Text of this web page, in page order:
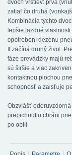
dvoch vrstiev: prvá
zatiaľ čo druhá
Kombinácia týchto
lepšie jazdné
opotrebení dezénu
II začíná druhý život.
fáze prevádzky majú
sú širšie a viac
kontaktnou plochou
schopnosť a zaisťuje
Obzvlášť
prepichnutiu chráni
po obilí